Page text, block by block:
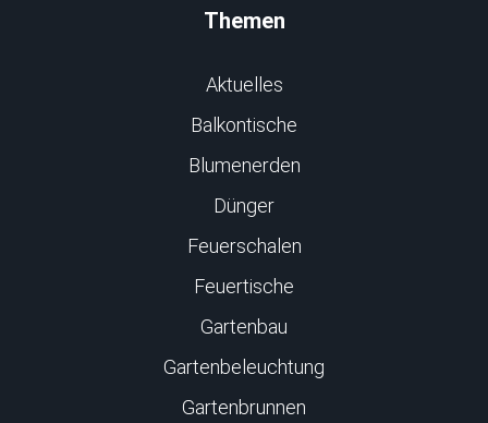
Themen
Aktuelles
Balkontische
Blumenerden
Dünger
Feuerschalen
Feuertische
Gartenbau
Gartenbeleuchtung
Gartenbrunnen